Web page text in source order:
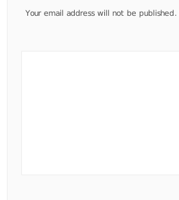
Your email address will not be published.